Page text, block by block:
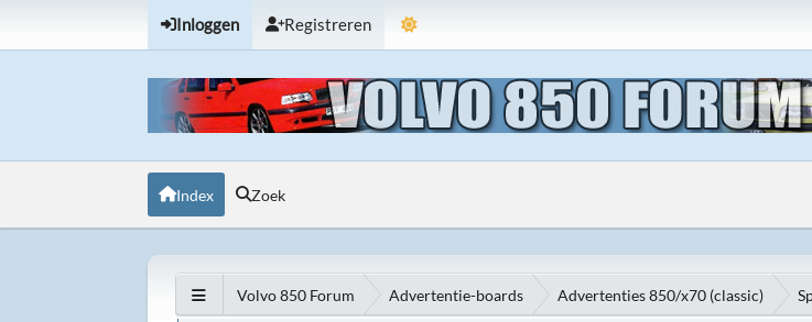
Inloggen Registreren
Index Zoek
Volvo 850 Forum Advertentie-boards Advertenties 850/x70 (classic)